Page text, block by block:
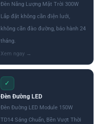
Đèn Năng Lượng Mặt Trời 300W
Lắp đặt không cần điện lưới,
không cần đào đường, bảo hành 24
tháng.
✓
Đèn Đường LED
Đèn Đường LED Module 150W
TD14 Sáng Chuẩn, Bền Vượt Thời